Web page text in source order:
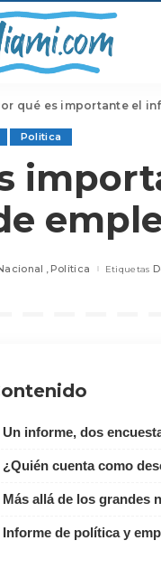
qué es importante el
Politica
Politica Etiquetas
Un informe, dos
¿Quién cuenta como
Más allá de los grandes
Informe de política y